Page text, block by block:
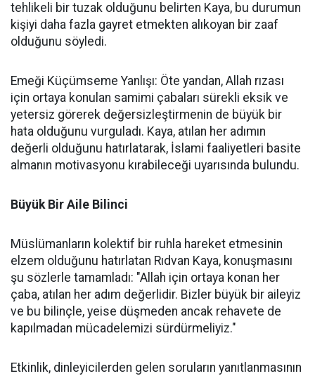
tehlikeli bir tuzak olduğunu belirten Kaya, bu durumun
kişiyi daha fazla gayret etmekten alıkoyan bir zaaf
olduğunu söyledi.
Emeği Küçümseme Yanlışı: Öte yandan, Allah rızası
için ortaya konulan samimi çabaları sürekli eksik ve
yetersiz görerek değersizleştirmenin de büyük bir
hata olduğunu vurguladı. Kaya, atılan her adımın
değerli olduğunu hatırlatarak, İslami faaliyetleri basite
almanın motivasyonu kırabileceği uyarısında bulundu.
Büyük Bir Aile Bilinci
Müslümanların kolektif bir ruhla hareket etmesinin
elzem olduğunu hatırlatan Rıdvan Kaya, konuşmasını
şu sözlerle tamamladı: "Allah için ortaya konan her
çaba, atılan her adım değerlidir. Bizler büyük bir aileyiz
ve bu bilinçle, yeise düşmeden ancak rehavete de
kapılmadan mücadelemizi sürdürmeliyiz."
Etkinlik, dinleyicilerden gelen soruların yanıtlanmasının